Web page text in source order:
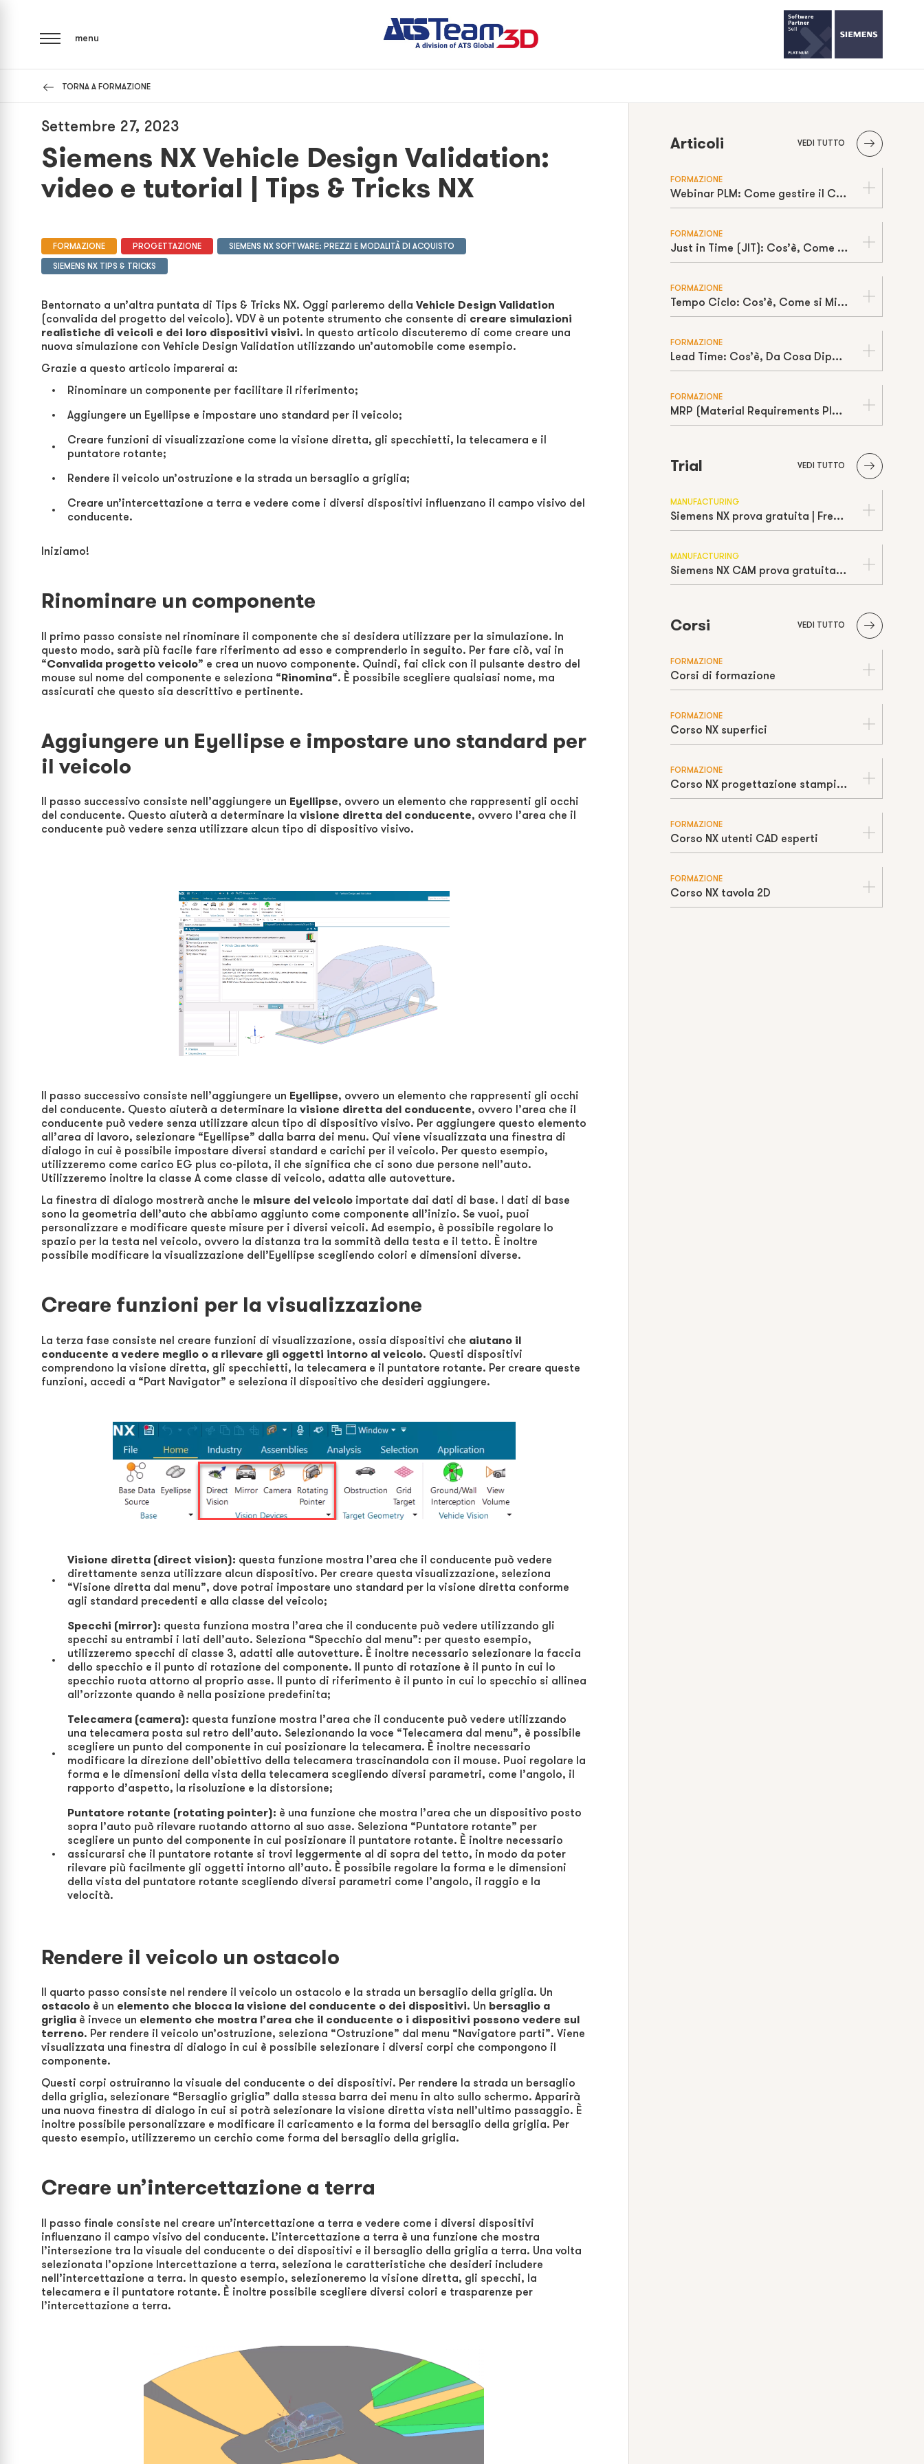
menu
TORNA A FORMAZIONE
Settembre 27, 2023
Siemens NX Vehicle Design Validation:
video e tutorial | Tips & Tricks NX
FORMAZIONE PROGETTAZIONE
SIEMENS NX SOFTWARE: PREZZI E MODALITÀ DI ACQUISTO
SIEMENS NX TIPS & TRICKS
Bentornato a un’altra puntata di Tips & Tricks NX. Oggi parleremo della Vehicle Design Validation
(convalida del progetto del veicolo). VDV è un potente strumento che consente di creare simulazioni
realistiche di veicoli e dei loro dispositivi visivi. In questo articolo discuteremo di come creare una
nuova simulazione con Vehicle Design Validation utilizzando un’automobile come esempio.
Grazie a questo articolo imparerai a:
Rinominare un componente per facilitare il riferimento;
Aggiungere un Eyellipse e impostare uno standard per il veicolo;
Creare funzioni di visualizzazione come la visione diretta, gli specchietti, la telecamera e il
puntatore rotante;
Rendere il veicolo un’ostruzione e la strada un bersaglio a griglia;
Creare un’intercettazione a terra e vedere come i diversi dispositivi influenzano il campo visivo del
conducente.
Iniziamo!
Rinominare un componente
Il primo passo consiste nel rinominare il componente che si desidera utilizzare per la simulazione. In
questo modo, sarà più facile fare riferimento ad esso e comprenderlo in seguito. Per fare ciò, vai in
“Convalida progetto veicolo” e crea un nuovo componente. Quindi, fai click con il pulsante destro del
mouse sul nome del componente e seleziona “Rinomina“. È possibile scegliere qualsiasi nome, ma
assicurati che questo sia descrittivo e pertinente.
Aggiungere un Eyellipse e impostare uno standard per
il veicolo
Il passo successivo consiste nell’aggiungere un Eyellipse, ovvero un elemento che rappresenti gli occhi
del conducente. Questo aiuterà a determinare la visione diretta del conducente, ovvero l’area che il
conducente può vedere senza utilizzare alcun tipo di dispositivo visivo.
Il passo successivo consiste nell’aggiungere un Eyellipse, ovvero un elemento che rappresenti gli occhi
del conducente. Questo aiuterà a determinare la visione diretta del conducente, ovvero l’area che il
conducente può vedere senza utilizzare alcun tipo di dispositivo visivo. Per aggiungere questo elemento
all’area di lavoro, selezionare “Eyellipse” dalla barra dei menu. Qui viene visualizzata una finestra di
dialogo in cui è possibile impostare diversi standard e carichi per il veicolo. Per questo esempio,
utilizzeremo come carico EG plus co-pilota, il che significa che ci sono due persone nell’auto.
Utilizzeremo inoltre la classe A come classe di veicolo, adatta alle autovetture.
La finestra di dialogo mostrerà anche le misure del veicolo importate dai dati di base. I dati di base
sono la geometria dell’auto che abbiamo aggiunto come componente all’inizio. Se vuoi, puoi
personalizzare e modificare queste misure per i diversi veicoli. Ad esempio, è possibile regolare lo
spazio per la testa nel veicolo, ovvero la distanza tra la sommità della testa e il tetto. È inoltre
possibile modificare la visualizzazione dell’Eyellipse scegliendo colori e dimensioni diverse.
Creare funzioni per la visualizzazione
La terza fase consiste nel creare funzioni di visualizzazione, ossia dispositivi che aiutano il
conducente a vedere meglio o a rilevare gli oggetti intorno al veicolo. Questi dispositivi
comprendono la visione diretta, gli specchietti, la telecamera e il puntatore rotante. Per creare queste
funzioni, accedi a “Part Navigator” e seleziona il dispositivo che desideri aggiungere.
Visione diretta (direct vision): questa funzione mostra l’area che il conducente può vedere
direttamente senza utilizzare alcun dispositivo. Per creare questa visualizzazione, seleziona
“Visione diretta dal menu”, dove potrai impostare uno standard per la visione diretta conforme
agli standard precedenti e alla classe del veicolo;
Specchi (mirror): questa funziona mostra l’area che il conducente può vedere utilizzando gli
specchi su entrambi i lati dell’auto. Seleziona “Specchio dal menu”: per questo esempio,
utilizzeremo specchi di classe 3, adatti alle autovetture. È inoltre necessario selezionare la faccia
dello specchio e il punto di rotazione del componente. Il punto di rotazione è il punto in cui lo
specchio ruota attorno al proprio asse. Il punto di riferimento è il punto in cui lo specchio si allinea
all’orizzonte quando è nella posizione predefinita;
Telecamera (camera): questa funzione mostra l’area che il conducente può vedere utilizzando
una telecamera posta sul retro dell’auto. Selezionando la voce “Telecamera dal menu”, è possibile
scegliere un punto del componente in cui posizionare la telecamera. È inoltre necessario
modificare la direzione dell’obiettivo della telecamera trascinandola con il mouse. Puoi regolare la
forma e le dimensioni della vista della telecamera scegliendo diversi parametri, come l’angolo, il
rapporto d’aspetto, la risoluzione e la distorsione;
Puntatore rotante (rotating pointer): è una funzione che mostra l’area che un dispositivo posto
sopra l’auto può rilevare ruotando attorno al suo asse. Seleziona “Puntatore rotante” per
scegliere un punto del componente in cui posizionare il puntatore rotante. È inoltre necessario
assicurarsi che il puntatore rotante si trovi leggermente al di sopra del tetto, in modo da poter
rilevare più facilmente gli oggetti intorno all’auto. È possibile regolare la forma e le dimensioni
della vista del puntatore rotante scegliendo diversi parametri come l’angolo, il raggio e la
velocità.
Rendere il veicolo un ostacolo
Il quarto passo consiste nel rendere il veicolo un ostacolo e la strada un bersaglio della griglia. Un
ostacolo è un elemento che blocca la visione del conducente o dei dispositivi. Un bersaglio a
griglia è invece un elemento che mostra l’area che il conducente o i dispositivi possono vedere sul
terreno. Per rendere il veicolo un’ostruzione, seleziona “Ostruzione” dal menu “Navigatore parti”. Viene
visualizzata una finestra di dialogo in cui è possibile selezionare i diversi corpi che compongono il
componente.
Questi corpi ostruiranno la visuale del conducente o dei dispositivi. Per rendere la strada un bersaglio
della griglia, selezionare “Bersaglio griglia” dalla stessa barra dei menu in alto sullo schermo. Apparirà
una nuova finestra di dialogo in cui si potrà selezionare la visione diretta vista nell’ultimo passaggio. È
inoltre possibile personalizzare e modificare il caricamento e la forma del bersaglio della griglia. Per
questo esempio, utilizzeremo un cerchio come forma del bersaglio della griglia.
Creare un’intercettazione a terra
Il passo finale consiste nel creare un’intercettazione a terra e vedere come i diversi dispositivi
influenzano il campo visivo del conducente. L’intercettazione a terra è una funzione che mostra
l’intersezione tra la visuale del conducente o dei dispositivi e il bersaglio della griglia a terra. Una volta
selezionata l’opzione Intercettazione a terra, seleziona le caratteristiche che desideri includere
nell’intercettazione a terra. In questo esempio, selezioneremo la visione diretta, gli specchi, la
telecamera e il puntatore rotante. È inoltre possibile scegliere diversi colori e trasparenze per
l’intercettazione a terra.
Articoli VEDI TUTTO
FORMAZIONE
Webinar PLM: Come gestire il Change Management
FORMAZIONE
Just in Time (JIT): Cos’è, Come Funziona e Requisiti per Applicarlo Davvero
FORMAZIONE
Tempo Ciclo: Cos’è, Come si Misura e Differenza con Takt Time
FORMAZIONE
Lead Time: Cos’è, Da Cosa Dipende e Come Ridurlo in Produzione
FORMAZIONE
MRP (Material Requirements Planning): Cos’è, Come Funziona e Limiti della “Capacità Infinita”
Trial VEDI TUTTO
MANUFACTURING
Siemens NX prova gratuita | Free trial
MANUFACTURING
Siemens NX CAM prova gratuita | Free trial
Corsi VEDI TUTTO
FORMAZIONE
Corsi di formazione
FORMAZIONE
Corso NX superfici
FORMAZIONE
Corso NX progettazione stampi iniezione
FORMAZIONE
Corso NX utenti CAD esperti
FORMAZIONE
Corso NX tavola 2D